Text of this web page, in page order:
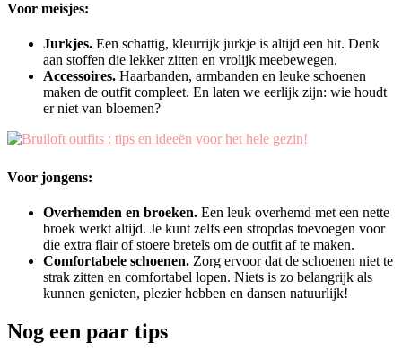
Voor meisjes:
Jurkjes. Een schattig, kleurrijk jurkje is altijd een hit. Denk
aan stoffen die lekker zitten en vrolijk meebewegen.
Accessoires. Haarbanden, armbanden en leuke schoenen
maken de outfit compleet. En laten we eerlijk zijn: wie houdt
er niet van bloemen?
Voor jongens:
Overhemden en broeken. Een leuk overhemd met een nette
broek werkt altijd. Je kunt zelfs een stropdas toevoegen voor
die extra flair of stoere bretels om de outfit af te maken.
Comfortabele schoenen. Zorg ervoor dat de schoenen niet te
strak zitten en comfortabel lopen. Niets is zo belangrijk als
kunnen genieten, plezier hebben en dansen natuurlijk!
Nog een paar tips